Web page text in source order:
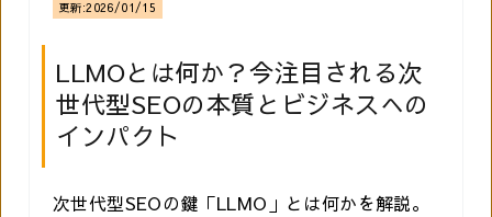
LLMOとは何か？今注目される次
世代型SEOの本質とビジネスへの
インパクト
更新:2026/01/15
次世代型SEOの鍵「LLMO」とは何かを解説。